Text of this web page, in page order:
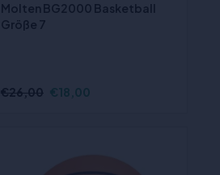
Molten BG2000 Basketball
Größe 7
€26,00 €18,00